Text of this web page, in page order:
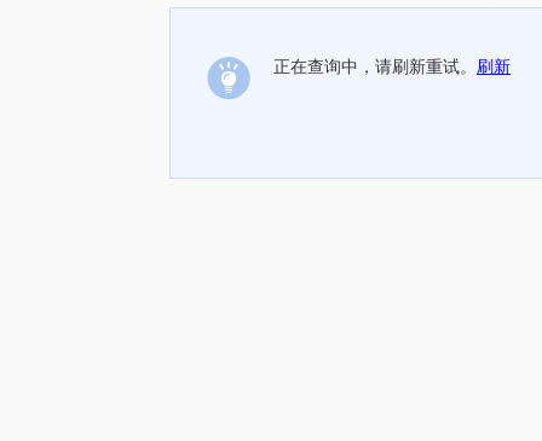
正在查询中，请刷新重试。 刷新